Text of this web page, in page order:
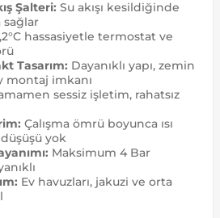
Şalteri: Su akışı kesildiğinde
hassasiyetle termostat ve
Tasarım: Dayanıklı yapı, zemin
montaj imkanı
sessiz işletim, rahatsız
Çalışma ömrü boyunca ısı
yok
Maksimum 4 Bar
Ev havuzları, jakuzi ve orta